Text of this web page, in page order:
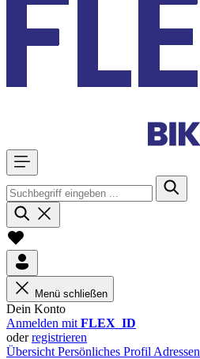
Menü schließen
Dein Konto
Anmelden mit FLEX_ID
oderregistrieren
Übersicht Persönliches Profil Adressen